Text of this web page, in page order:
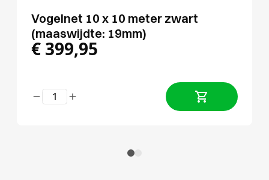
Vogelnet 10 x 10 meter zwart
(maaswijdte: 19mm)
€ 399,95